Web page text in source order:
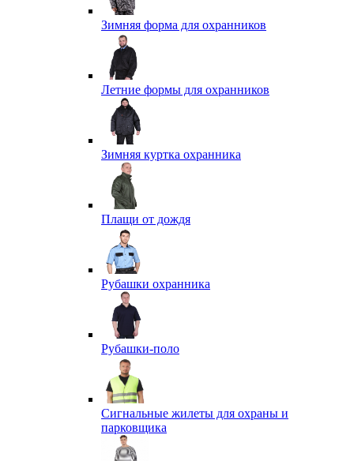
Зимняя форма для охранников
Летние формы для охранников
Зимняя куртка охранника
Плащи от дождя
Рубашки охранника
Рубашки-поло
Сигнальные жилеты для охраны и
парковщика